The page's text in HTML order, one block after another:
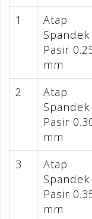
1
Atap
Spandek
Pasir
mm
2
Atap
Spandek
Pasir
mm
3
Atap
Spandek
Pasir
mm